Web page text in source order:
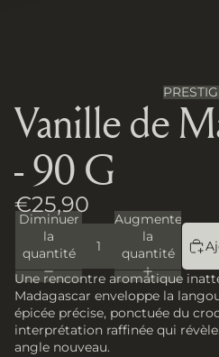
Vanille de
- 90 G
€25,90
Diminuer
la
quantité
Augmenter
la
quantité
Une rencontre aromatique
Madagascar enveloppe la
épicée précise, ponctuée du
interprétation raffinée qui
angle nouveau.